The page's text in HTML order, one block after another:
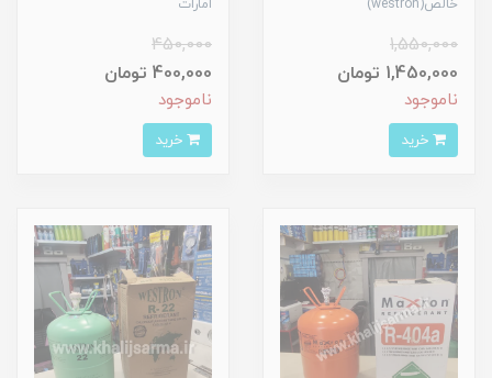
خالص(westron)
1,550,000
1,450,000 تومان
ناموجود
امارات
450,000
400,000 تومان
ناموجود